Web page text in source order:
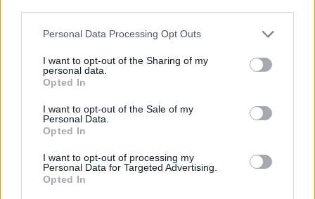
Personal Data Processing Opt Outs
I want to opt-out of the Sharing of my
personal data.
Opted In
I want to opt-out of the Sale of my
Personal Data.
Opted In
I want to opt-out of processing my
Personal Data for Targeted Advertising.
Opted In
Island vyhostí aktivisty bojující proti lovu velryb,
5.8.2026 19:54 (ČTK)
Islandské úřady nařídily
poté, co minulý týden
jejich loď, která pronásledovala velrybářské plavidlo. Pasažéři lodi
Watsona jsou od té doby zadržováni v Reykjavíku. Sám Watson na
palubě nebyl. Píše o tom agentura AFP s odvoláním na islandskou